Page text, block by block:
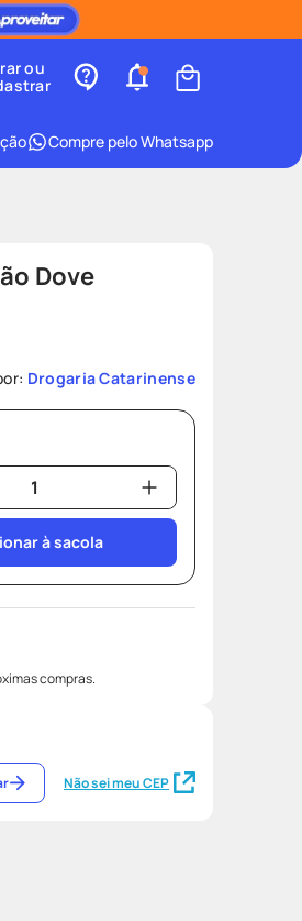
ou
Compre pelo Whatsapp
Dove
Drogaria Catarinense
à sacola
compras.
Não sei meu CEP